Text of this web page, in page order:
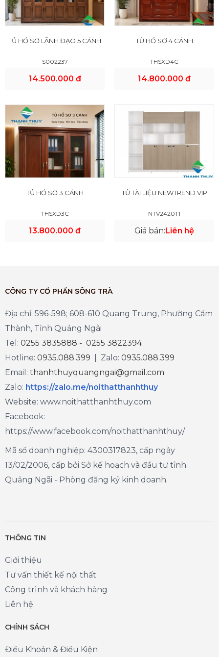
TỦ HỒ SƠ LÃNH ĐẠO 5 CÁNH
S002237
14.500.000 đ
TỦ HỒ SƠ 4 CÁNH
THSXD4C
14.800.000 đ
TỦ HỒ SƠ 3 CÁNH
THSXD3C
13.800.000 đ
TỦ TÀI LIỆU NEWTREND VIP
NTV2420T1
Giá bán:Liên hệ
CÔNG TY CỔ PHẦN SÔNG TRÀ
Địa chỉ: 596-598; 608-610 Quang Trung, Phường Cẩm
Thành, Tỉnh Quảng Ngãi
Tel: 0255 3835888 - 0255 3822394
Hotline: 0935.088.399 | Zalo: 0935.088.399
Email: thanhthuyquangngai@gmail.com
Zalo: https://zalo.me/noithatthanhthuy
Website: www.noithatthanhthuy.com
Facebook:
https://www.facebook.com/noithatthanhthuy/
Mã số doanh nghiệp: 4300317823, cấp ngày
13/02/2006, cấp bởi Sở kế hoạch và đầu tư tỉnh
Quảng Ngãi - Phòng đăng ký kinh doanh.
THÔNG TIN
Giới thiệu
Tư vấn thiết kế nội thất
Công trình và khách hàng
Liên hệ
CHÍNH SÁCH
Điều Khoản & Điều Kiện